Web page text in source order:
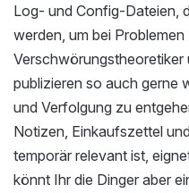
Log- und Config-Dateien,
werden, um bei
publizieren so auch gerne
und Verfolgung zu
Notizen, Einkaufszettel
temporär relevant ist,
könnt Ihr die Dinger aber